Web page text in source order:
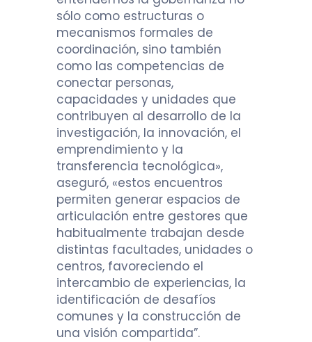
sólo como estructuras o
mecanismos formales de
coordinación, sino también
como las competencias de
conectar personas,
capacidades y unidades que
contribuyen al desarrollo de la
investigación, la innovación, el
emprendimiento y la
transferencia tecnológica»,
aseguró, «estos encuentros
permiten generar espacios de
articulación entre gestores que
habitualmente trabajan desde
distintas facultades, unidades o
centros, favoreciendo el
intercambio de experiencias, la
identificación de desafíos
comunes y la construcción de
una visión compartida”.